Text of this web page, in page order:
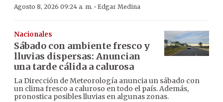
Agosto 8, 2026 09:24 a. m. · Edgar Medina
Nacionales
Sábado con ambiente fresco y
lluvias dispersas: Anuncian
una tarde cálida a calurosa
La Dirección de Meteorología anuncia un sábado con
un clima fresco a caluroso en todo el país. Además,
pronostica posibles lluvias en algunas zonas.